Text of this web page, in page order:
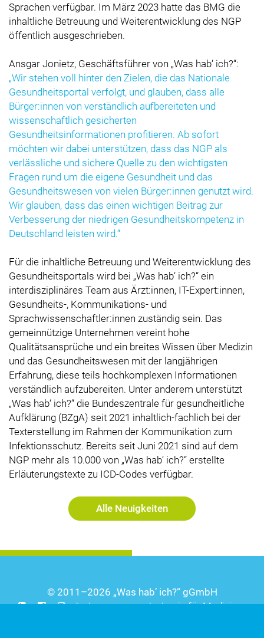
Sprachen verfügbar. Im März 2023 hatte das BMG die
inhaltliche Betreuung und Weiterentwicklung des NGP
öffentlich ausgeschrieben.
Ansgar Jonietz, Geschäftsführer von „Was hab‘ ich?“:
„Wir stehen voll hinter den Zielen, die das Nationale
Gesundheitsportal verfolgt, und glauben, dass alle
Bürger:innen von verständlich aufbereiteten und
wissenschaftlich gesicherten
Gesundheitsinformationen profitieren. Ab sofort
möchten wir dabei unterstützen, dass das NGP als
verlässliche und sichere Quelle zu den wichtigsten
Fragen rund um die eigene Gesundheit und das
Gesundheitswesen von vielen Bürger:innen genutzt wird.
Wir glauben, dass das einen wichtigen Beitrag zur
Verbesserung der niedrigen Gesundheitskompetenz in
Deutschland leisten wird.“
Für die inhaltliche Betreuung und Weiterentwicklung des
Gesundheitsportals wird bei „Was hab‘ ich?“ ein
interdisziplinäres Team aus Ärzt:innen, IT-Expert:innen,
Gesundheits-, Kommunikations- und
Sprachwissenschaftler:innen zuständig sein. Das
gemeinnützige Unternehmen vereint hohe
Qualitätsansprüche und ein breites Wissen über Medizin
und das Gesundheitswesen mit der langjährigen
Erfahrung, diese teils hochkomplexen Informationen
verständlich aufzubereiten. Unter anderem unterstützt
„Was hab‘ ich?“ die Bundeszentrale für gesundheitliche
Aufklärung (BZgA) seit 2021 inhaltlich-fachlich bei der
Texterstellung im Rahmen der Kommunikation zum
Infektionsschutz. Bereits seit Juni 2021 sind auf dem
NGP mehr als 10.000 von „Was hab‘ ich?“ erstellte
Erläuterungstexte zu ICD-Codes verfügbar.
Alle Neuigkeiten
© 2011–2026 Was hab’ ich? gGmbH
|
Impressum | Login für Mediziner